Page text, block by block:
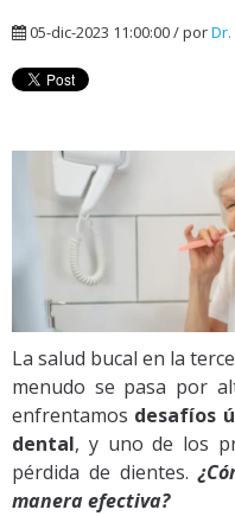
05-dic-2023 11:00:00 / por
La salud bucal en la
menudo se pasa por
enfrentamos desafíos
dental, y uno de los
pérdida de dientes.
manera efectiva?